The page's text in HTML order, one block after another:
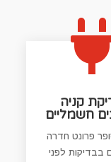
קניה
חשמליים
פרונט חדרה
בבדיקות לפני